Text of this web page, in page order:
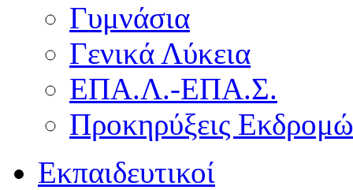
Γυμνάσια
Γενικά Λύκεια
ΕΠΑ.Λ.-ΕΠΑ.Σ.
Προκηρύξεις
Εκπαιδευτικοί